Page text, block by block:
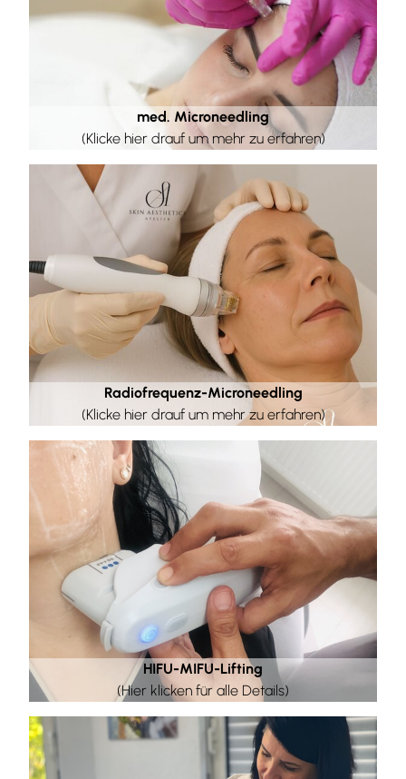
med. Microneedling
(Klicke hier drauf um mehr zu erfahren)
Radiofrequenz-Microneedling
(Klicke hier drauf um mehr zu erfahren)
HIFU-MIFU-Lifting
(Hier klicken für alle Details)